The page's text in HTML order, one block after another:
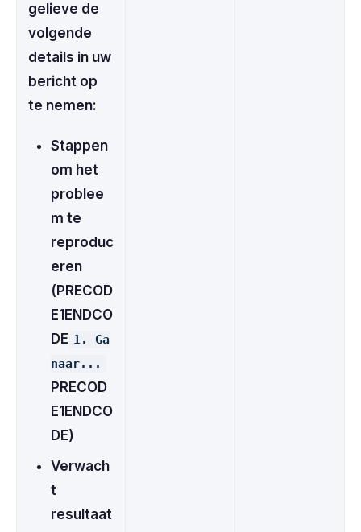
gelieve de
volgende
details in uw
bericht op
te nemen:
Stappen
om het
problee
m te
reproduc
eren
(PRECOD
E1ENDCO
DE 1. Ga
naar...
PRECOD
E1ENDCO
DE)
Verwach
t
resultaat